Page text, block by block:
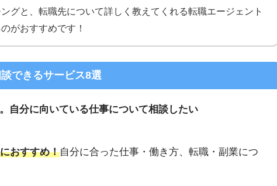
グと、転職先について詳しく教えてくれる転職エージェント
がおすすめです！
できるサービス8選
自分に向いている仕事について相談したい
おすすめ！自分に合った仕事・働き方、転職・副業につ